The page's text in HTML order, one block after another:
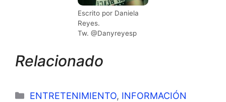
Escrito por Daniela
Reyes.
Tw. @Danyreyesp
Relacionado
Categorías
ENTRETENIMIENTO, INFORMACIÓN